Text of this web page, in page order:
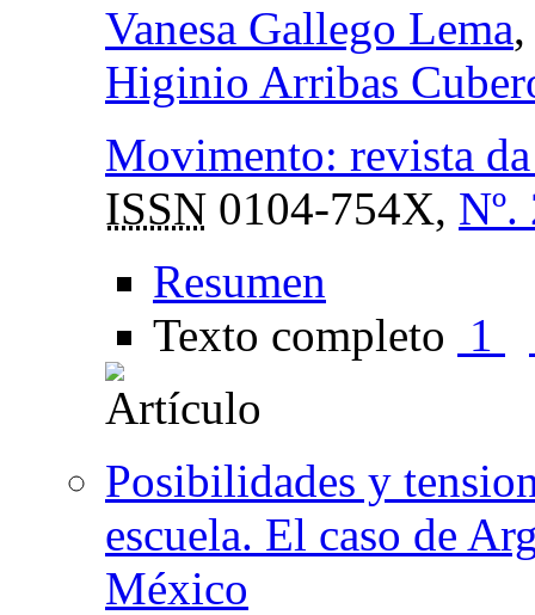
Vanesa Gallego Lema
Higinio Arribas
Movimento: revista
ISSN 0104-754X,
Resumen
Texto completo 1
Posibilidades y
escuela. El caso de
México